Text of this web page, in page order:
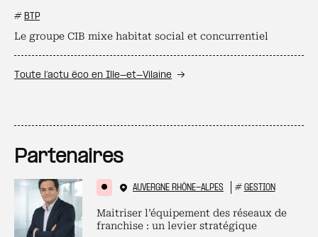
# BTP
Le groupe CIB mixe habitat social et concurrentiel
Toute l’actu éco en Ille-et-Vilaine
Partenaires
AUVERGNE RHÔNE-ALPES # GESTION
Maitriser l’équipement des réseaux de
franchise : un levier stratégique